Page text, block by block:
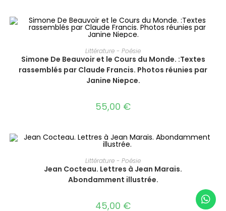
AJOUTER AU PANIER
Littérature - Poésie
Simone De Beauvoir et le Cours du Monde. :Textes
rassemblés par Claude Francis. Photos réunies par
Janine Niepce.
55,00 €
AJOUTER AU PANIER
Littérature - Poésie
Jean Cocteau. Lettres à Jean Marais.
Abondamment illustrée.
45,00 €